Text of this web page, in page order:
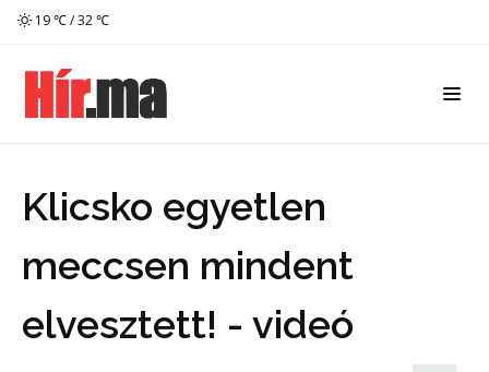
19 ℃ / 32 ℃
Klicsko egyetlen
meccsen mindent
elvesztett! - videó